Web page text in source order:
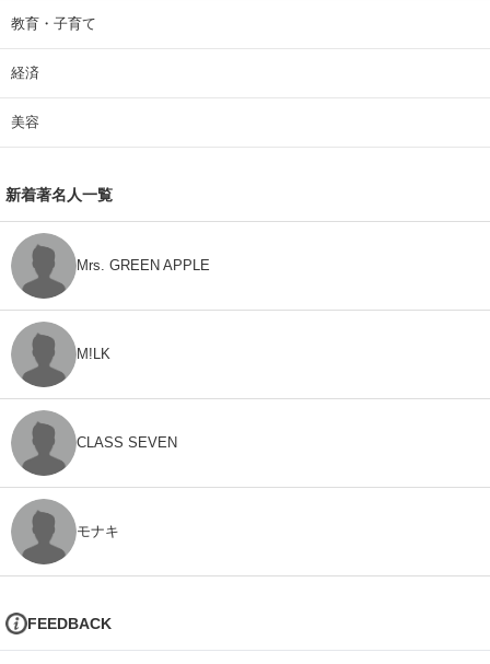
教育・子育て
経済
美容
新着著名人一覧
Mrs. GREEN APPLE
M!LK
CLASS SEVEN
モナキ
FEEDBACK